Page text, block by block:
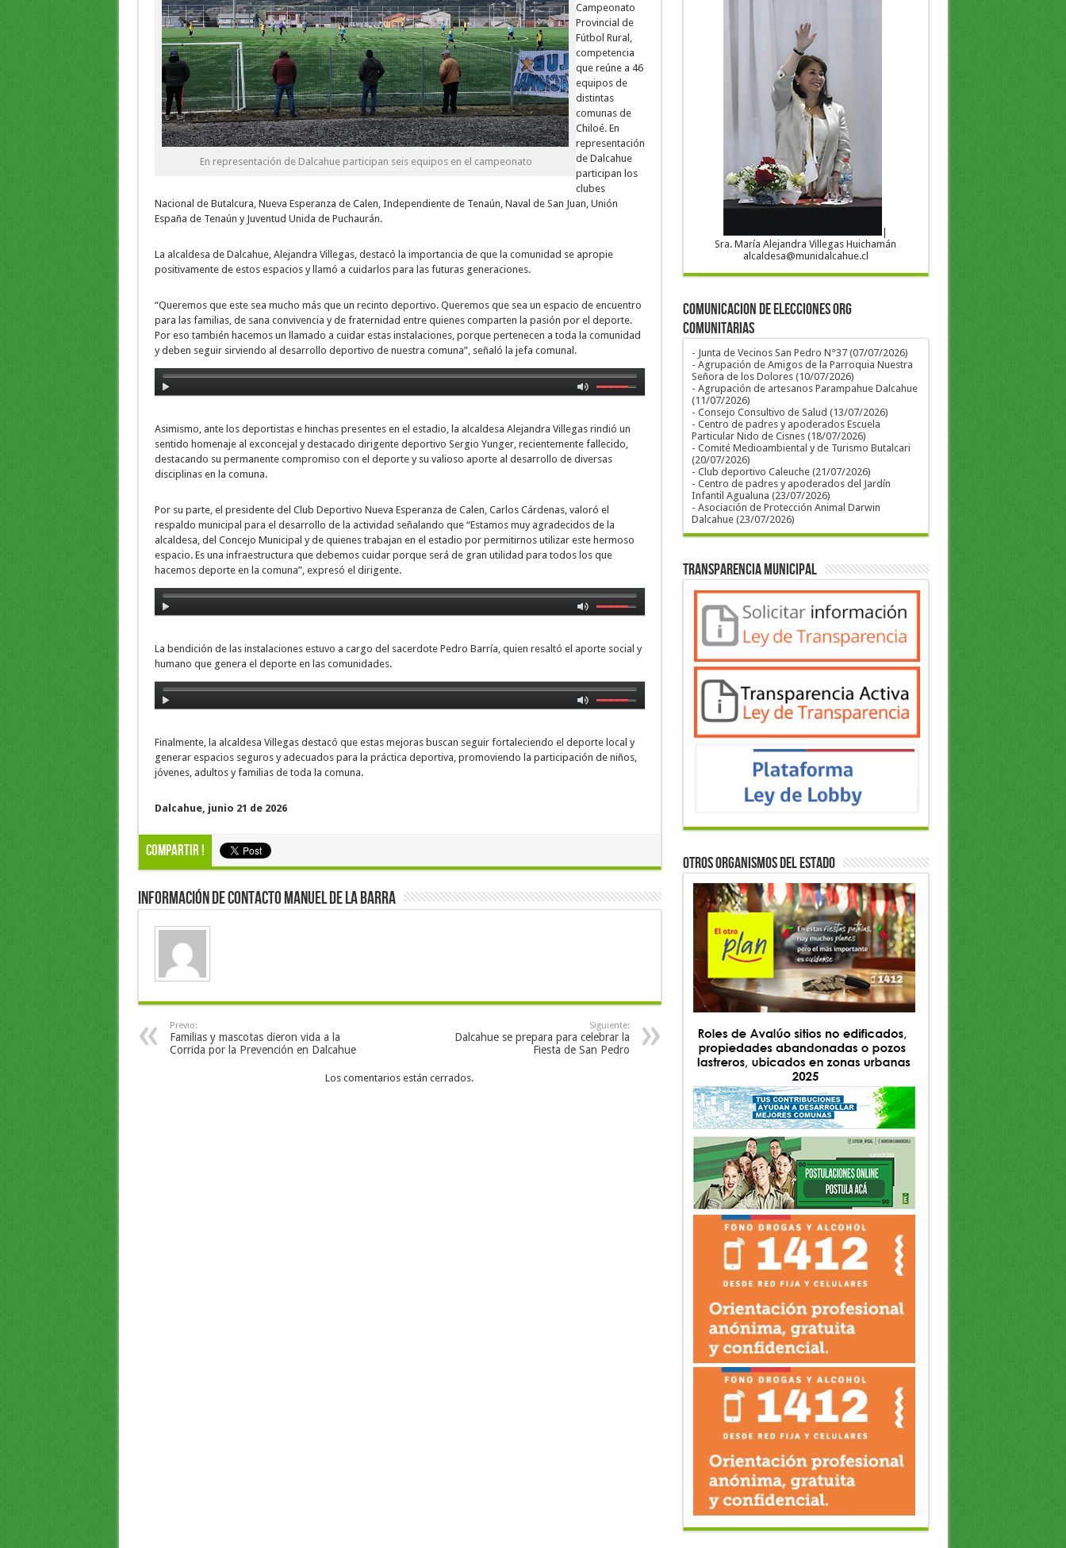
En representación de Dalcahue participan seis equipos en el campeonato
Campeonato
Provincial de
Fútbol Rural,
competencia
que reúne a 46
equipos de
distintas
comunas de
Chiloé. En
representación
de Dalcahue
participan los
clubes
Nacional de Butalcura, Nueva Esperanza de Calen, Independiente de Tenaún, Naval de San Juan, Unión
España de Tenaún y Juventud Unida de Puchaurán.
La alcaldesa de Dalcahue, Alejandra Villegas, destacó la importancia de que la comunidad se apropie
positivamente de estos espacios y llamó a cuidarlos para las futuras generaciones.
“Queremos que este sea mucho más que un recinto deportivo. Queremos que sea un espacio de encuentro
para las familias, de sana convivencia y de fraternidad entre quienes comparten la pasión por el deporte.
Por eso también hacemos un llamado a cuidar estas instalaciones, porque pertenecen a toda la comunidad
y deben seguir sirviendo al desarrollo deportivo de nuestra comuna”, señaló la jefa comunal.
Asimismo, ante los deportistas e hinchas presentes en el estadio, la alcaldesa Alejandra Villegas rindió un
sentido homenaje al exconcejal y destacado dirigente deportivo Sergio Yunger, recientemente fallecido,
destacando su permanente compromiso con el deporte y su valioso aporte al desarrollo de diversas
disciplinas en la comuna.
Por su parte, el presidente del Club Deportivo Nueva Esperanza de Calen, Carlos Cárdenas, valoró el
respaldo municipal para el desarrollo de la actividad señalando que “Estamos muy agradecidos de la
alcaldesa, del Concejo Municipal y de quienes trabajan en el estadio por permitirnos utilizar este hermoso
espacio. Es una infraestructura que debemos cuidar porque será de gran utilidad para todos los que
hacemos deporte en la comuna”, expresó el dirigente.
La bendición de las instalaciones estuvo a cargo del sacerdote Pedro Barría, quien resaltó el aporte social y
humano que genera el deporte en las comunidades.
Finalmente, la alcaldesa Villegas destacó que estas mejoras buscan seguir fortaleciendo el deporte local y
generar espacios seguros y adecuados para la práctica deportiva, promoviendo la participación de niños,
jóvenes, adultos y familias de toda la comuna.
Dalcahue, junio 21 de 2026
Compartir !
Información de Contacto Manuel de la Barra
Previo:
Familias y mascotas dieron vida a la
Corrida por la Prevención en Dalcahue
Siguiente:
Dalcahue se prepara para celebrar la
Fiesta de San Pedro
Los comentarios están cerrados.
Sra. María Alejandra Villegas Huichamán
alcaldesa@munidalcahue.cl
COMUNICACION DE ELECCIONES ORG
COMUNITARIAS
- Junta de Vecinos San Pedro N°37 (07/07/2026)
- Agrupación de Amigos de la Parroquia Nuestra
Señora de los Dolores (10/07/2026)
- Agrupación de artesanos Parampahue Dalcahue
(11/07/2026)
- Consejo Consultivo de Salud (13/07/2026)
- Centro de padres y apoderados Escuela
Particular Nido de Cisnes (18/07/2026)
- Comité Medioambiental y de Turismo Butalcari
(20/07/2026)
- Club deportivo Caleuche (21/07/2026)
- Centro de padres y apoderados del Jardín
Infantil Agualuna (23/07/2026)
- Asociación de Protección Animal Darwin
Dalcahue (23/07/2026)
Transparencia Municipal
OTROS ORGANISMOS DEL ESTADO